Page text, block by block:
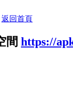
返回首頁
間 https://